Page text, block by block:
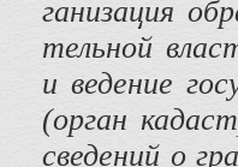
ганизация
тельной
и ведение
(орган
сведений о